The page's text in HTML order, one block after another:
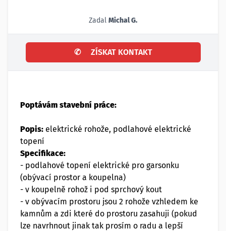
Zadal Michal G.
✆ ZÍSKAT KONTAKT
Poptávám stavební práce:
Popis: elektrické rohože, podlahové elektrické
topení
Specifikace:
- podlahové topení elektrické pro garsonku
(obývací prostor a koupelna)
- v koupelně rohož i pod sprchový kout
- v obývacím prostoru jsou 2 rohože vzhledem ke
kamnům a zdi které do prostoru zasahuji (pokud
lze navrhnout jinak tak prosím o radu a lepší